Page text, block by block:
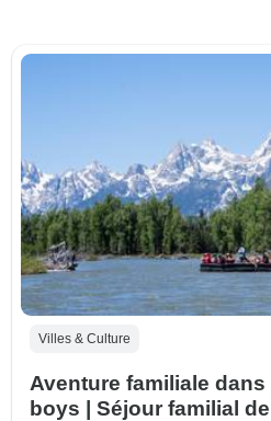
Villes & Culture
Aventure familiale
boys | Séjour familial